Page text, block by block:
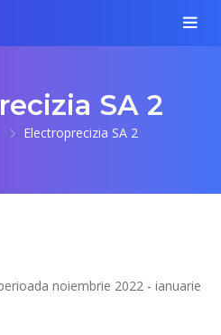
SA 2
Electroprecizia SA 2
noiembrie 2022 - ianuarie